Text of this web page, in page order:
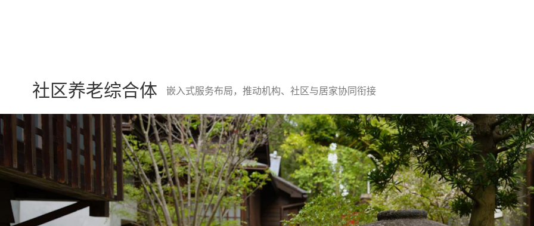
社区养老综合体 嵌入式服务布局，推动机构、社区与居家协同衔接